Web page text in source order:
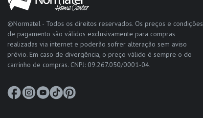
©Normatel - Todos os direitos reservados. Os preços e condições
de pagamento são válidos exclusivamente para compras
realizadas via internet e poderão sofrer alteração sem aviso
prévio. Em caso de divergência, o preço válido é sempre o do
carrinho de compras. CNPJ: 09.267.050/0001-04.